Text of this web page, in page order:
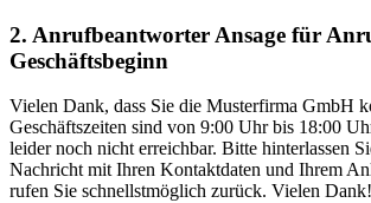
2. Anrufbeantworter Ansage für
Geschäftsbeginn
Vielen Dank, dass Sie die Musterfirma GmbH
Geschäftszeiten sind von 9:00 Uhr bis 18:00
leider noch nicht erreichbar. Bitte hinterlassen
Nachricht mit Ihren Kontaktdaten und Ihrem
rufen Sie schnellstmöglich zurück. Vielen Dank!